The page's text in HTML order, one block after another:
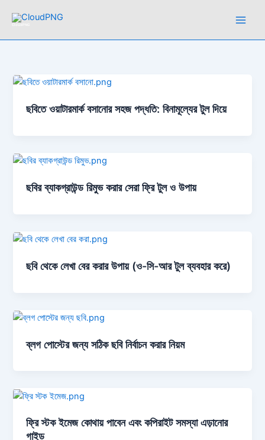
ছবিতে ওয়াটারমার্ক বসানোর সহজ পদ্ধতি: বিনামূল্যের টুল দিয়ে
ছবির ব্যাকগ্রাউন্ড রিমুভ করার সেরা ফ্রি টুল ও উপায়
ছবি থেকে লেখা বের করার উপায় (ও-সি-আর টুল ব্যবহার করে)
ব্লগ পোস্টের জন্য সঠিক ছবি নির্বাচন করার নিয়ম
ফ্রি স্টক ইমেজ কোথায় পাবেন এবং কপিরাইট সমস্যা এড়ানোর
গাইড